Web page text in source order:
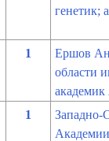
генетик;
1
Ершов
области
1
Западно-